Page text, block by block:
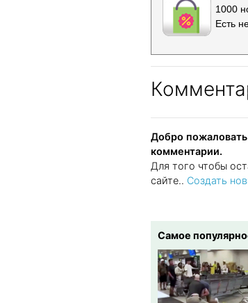
1000
Есть
Добро
комментарии.
Для того чтобы
сайте.. Создать
Самое